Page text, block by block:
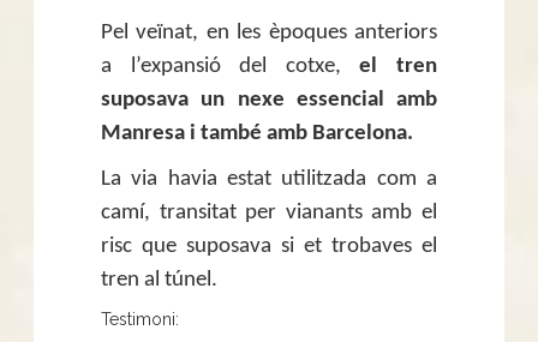
Pel veïnat, en les èpoques anteriors
a l’expansió del cotxe,el tren
suposava un nexe essencial amb
Manresa i també amb Barcelona.
La via havia estat utilitzada com a
camí, transitat per vianants amb el
risc que suposava si et trobaves el
tren al túnel.
Testimoni: